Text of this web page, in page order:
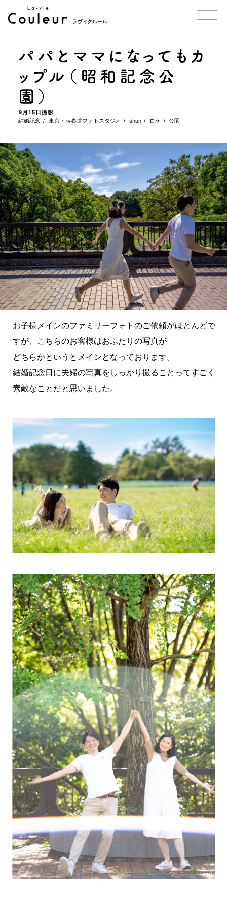
ラヴィクルール
パパとママになってもカ
ップル（昭和記念公
園）
9月15日撮影
結婚記念
東京・表参道フォトスタジオ shun ロケ 公園
お子様メインのファミリーフォトのご依頼がほとんどで
すが、こちらのお客様はおふたりの写真が
どちらかというとメインとなっております。
結婚記念日に夫婦の写真をしっかり撮ることってすごく
素敵なことだと思いました。